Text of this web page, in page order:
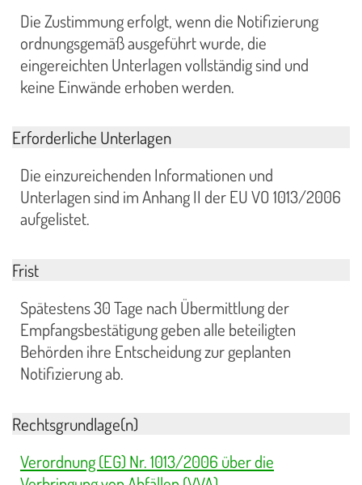
Die Zustimmung erfolgt, wenn die Notifizierung
ordnungsgemäß ausgeführt wurde, die
eingereichten Unterlagen vollständig sind und
keine Einwände erhoben werden.
Erforderliche Unterlagen
Die einzureichenden Informationen und
Unterlagen sind im Anhang II der EU VO 1013/2006
aufgelistet.
Frist
Spätestens 30 Tage nach Übermittlung der
Empfangsbestätigung geben alle beteiligten
Behörden ihre Entscheidung zur geplanten
Notifizierung ab.
Rechtsgrundlage(n)
Verordnung (EG) Nr. 1013/2006 über die